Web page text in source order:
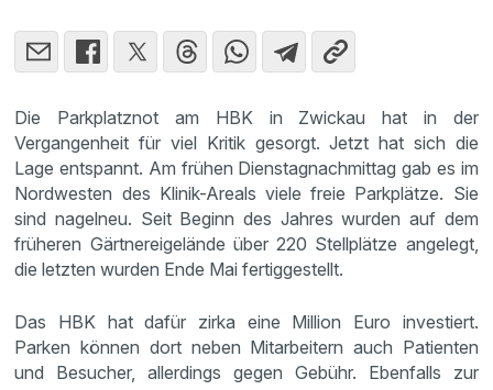
Die Parkplatznot am HBK in Zwickau hat in der
Vergangenheit für viel Kritik gesorgt. Jetzt hat sich die
Lage entspannt. Am frühen Dienstagnachmittag gab es im
Nordwesten des Klinik-Areals viele freie Parkplätze. Sie
sind nagelneu. Seit Beginn des Jahres wurden auf dem
früheren Gärtnereigelände über 220 Stellplätze angelegt,
die letzten wurden Ende Mai fertiggestellt.
Das HBK hat dafür zirka eine Million Euro investiert.
Parken können dort neben Mitarbeitern auch Patienten
und Besucher, allerdings gegen Gebühr. Ebenfalls zur